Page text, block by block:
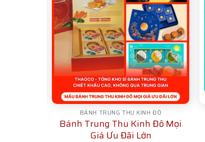
BÁNH TRUNG THU KINH ĐÔ
Bánh Trung Thu Kinh Đô Mọi
Giá Ưu Đãi Lớn